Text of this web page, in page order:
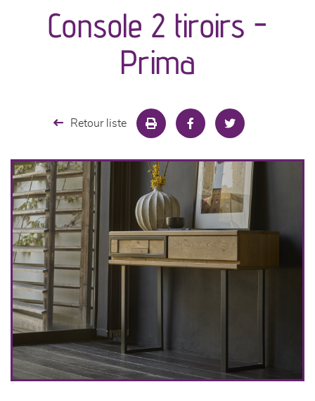
séjours
meubles de complément
décoration
Console 2 tiroirs -
Prima
Retour liste